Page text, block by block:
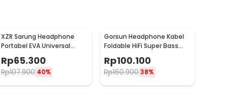
XZR Sarung Headphone
Portabel EVA Universal
Carrying Case - XZ24
Rp65.300
Rp107.900 40%
Gorsun Headphone Kabel
Foldable HiFi Super Bass
GS-778
Rp100.100
Rp160.90038%